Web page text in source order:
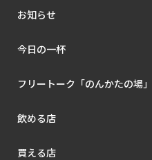
お知らせ
今日の一杯
フリートーク「のんかたの場」
飲める店
買える店